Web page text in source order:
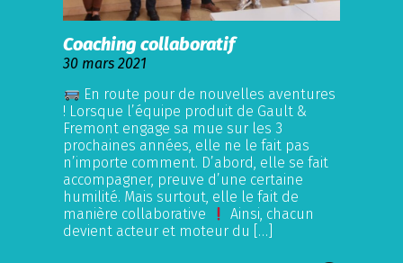
Coaching collaboratif
30 mars 2021
En route pour de nouvelles aventures
! Lorsque l’équipe produit de Gault &
Fremont engage sa mue sur les 3
prochaines années, elle ne le fait pas
n’importe comment. D’abord, elle se fait
accompagner, preuve d’une certaine
humilité. Mais surtout, elle le fait de
manière collaborative
Ainsi, chacun
devient acteur et moteur du […]